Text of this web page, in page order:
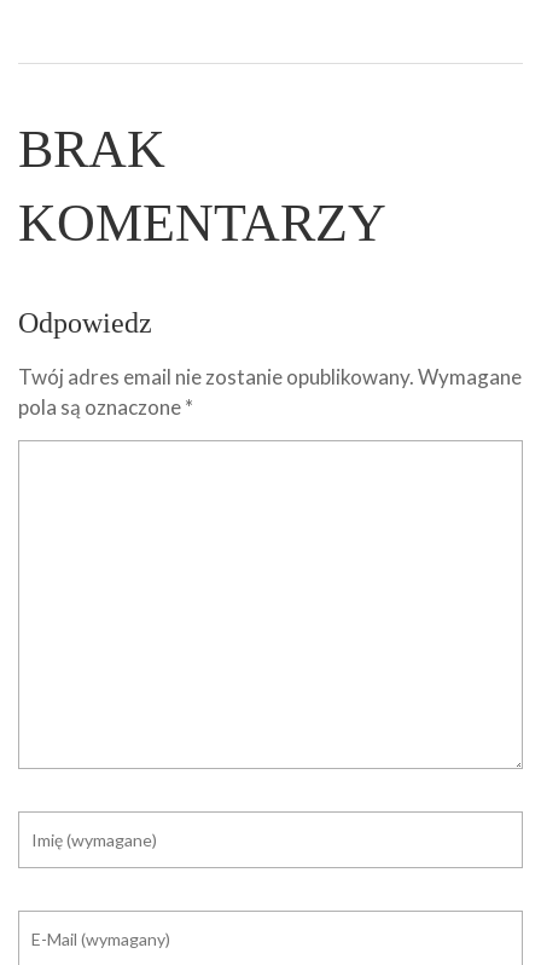
BRAK
KOMENTARZY
Odpowiedz
Twój adres email nie zostanie opublikowany.Wymagane
pola są oznaczone*